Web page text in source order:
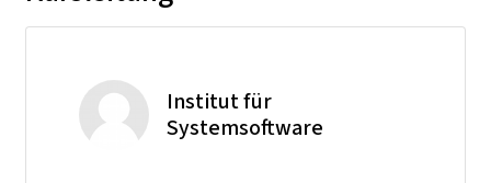
Institut für
Systemsoftware